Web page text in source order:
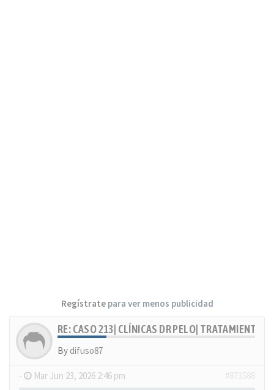
Regístratepara ver menos publicidad
RE: CASO 213| CLÍNICAS DR PELO| TRATAMIENTO
By difuso87
- Mar Jun 23, 2026 2:46 pm